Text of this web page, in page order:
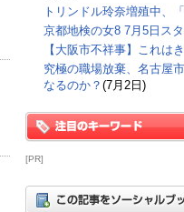
トリンドル玲奈増殖中、
京都地検の女8 7月5日ス
【大阪市不祥事】これは
究極の職場放棄、名古屋
なるのか？ (7月2日)
[PR]